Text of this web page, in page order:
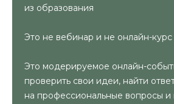
из образования
Это не вебинар и не онлайн-курс
Это модерируемое онлайн-
проверить свои идеи, найти
на профессиональные вопросы и